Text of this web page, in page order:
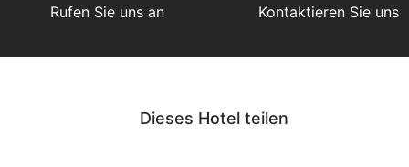
Rufen Sie uns an Kontaktieren Sie uns
Dieses Hotel teilen